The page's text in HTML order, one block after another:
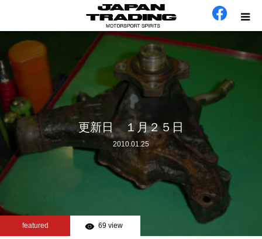
更新日 １月２５日
2010.01.25
featured 69 view
ホーム
カテゴリー
お問い合わせ